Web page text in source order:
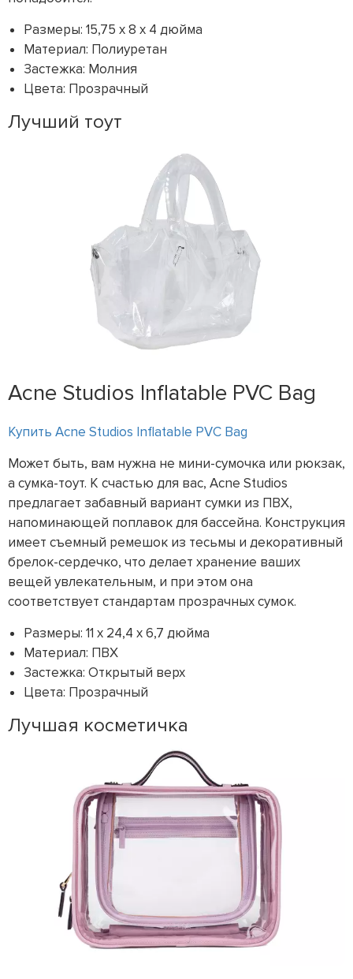
Размеры: 15,75 x 8 x 4 дюйма
Материал: Полиуретан
Застежка: Молния
Цвета: Прозрачный
Лучший тоут
Acne Studios Inflatable PVC Bag
Купить Acne Studios Inflatable PVC Bag
Может быть, вам нужна не мини-сумочка или рюкзак,
а сумка-тоут. К счастью для вас, Acne Studios
предлагает забавный вариант сумки из ПВХ,
напоминающей поплавок для бассейна. Конструкция
имеет съемный ремешок из тесьмы и декоративный
брелок-сердечко, что делает хранение ваших
вещей увлекательным, и при этом она
соответствует стандартам прозрачных сумок.
Размеры: 11 x 24,4 x 6,7 дюйма
Материал: ПВХ
Застежка: Открытый верх
Цвета: Прозрачный
Лучшая косметичка